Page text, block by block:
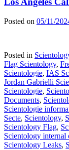
Posted on 05/11/
Posted in
Flag Scientology,
Scientologie, IAS
Jordan Gabrielli
Scientologie,
Documents,
Scientologie
Secte, Scientology,
Scientology Flag,
Scientology internal
Scientology Leaks,